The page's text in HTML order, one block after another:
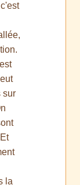
sur
la